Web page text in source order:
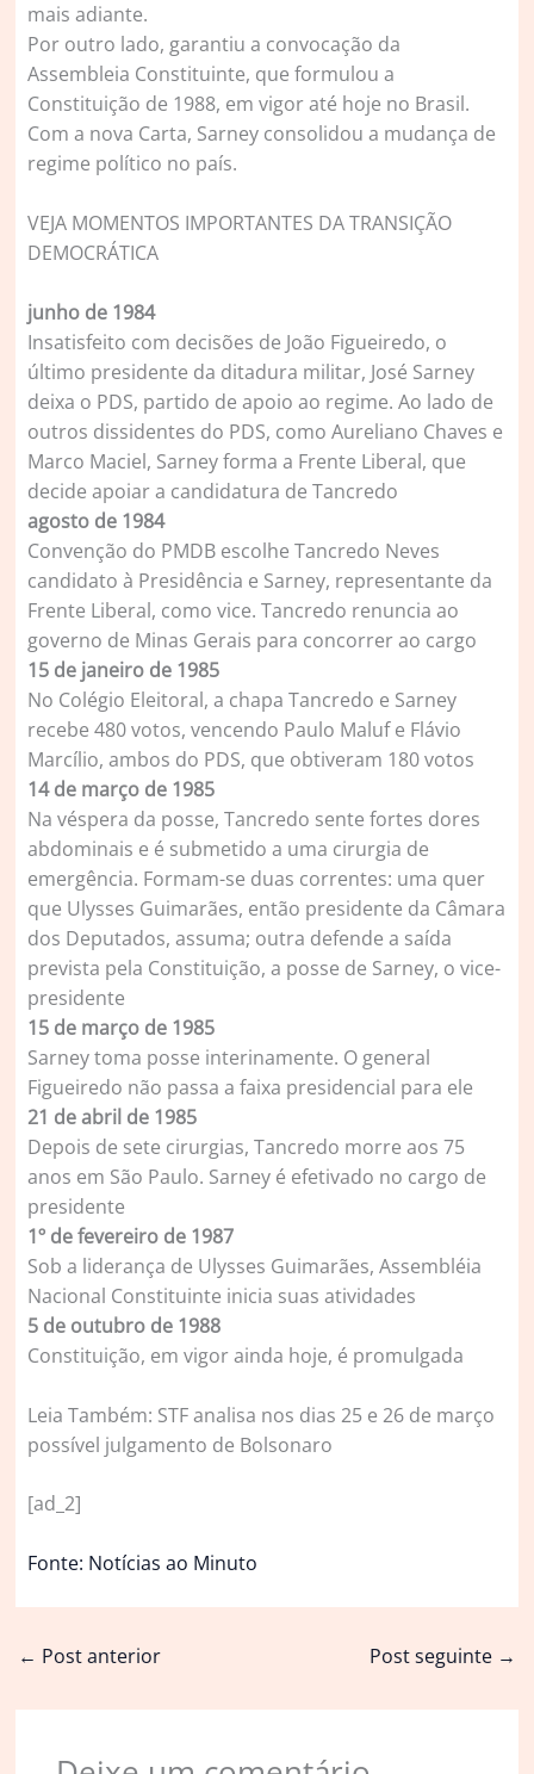
mais adiante.
Por outro lado, garantiu a convocação da
Assembleia Constituinte, que formulou a
Constituição de 1988, em vigor até hoje no Brasil.
Com a nova Carta, Sarney consolidou a mudança de
regime político no país.
VEJA MOMENTOS IMPORTANTES DA TRANSIÇÃO
DEMOCRÁTICA
junho de 1984
Insatisfeito com decisões de João Figueiredo, o
último presidente da ditadura militar, José Sarney
deixa o PDS, partido de apoio ao regime. Ao lado de
outros dissidentes do PDS, como Aureliano Chaves e
Marco Maciel, Sarney forma a Frente Liberal, que
decide apoiar a candidatura de Tancredo
agosto de 1984
Convenção do PMDB escolhe Tancredo Neves
candidato à Presidência e Sarney, representante da
Frente Liberal, como vice. Tancredo renuncia ao
governo de Minas Gerais para concorrer ao cargo
15 de janeiro de 1985
No Colégio Eleitoral, a chapa Tancredo e Sarney
recebe 480 votos, vencendo Paulo Maluf e Flávio
Marcílio, ambos do PDS, que obtiveram 180 votos
14 de março de 1985
Na véspera da posse, Tancredo sente fortes dores
abdominais e é submetido a uma cirurgia de
emergência. Formam-se duas correntes: uma quer
que Ulysses Guimarães, então presidente da Câmara
dos Deputados, assuma; outra defende a saída
prevista pela Constituição, a posse de Sarney, o vice-
presidente
15 de março de 1985
Sarney toma posse interinamente. O general
Figueiredo não passa a faixa presidencial para ele
21 de abril de 1985
Depois de sete cirurgias, Tancredo morre aos 75
anos em São Paulo. Sarney é efetivado no cargo de
presidente
1º de fevereiro de 1987
Sob a liderança de Ulysses Guimarães, Assembléia
Nacional Constituinte inicia suas atividades
5 de outubro de 1988
Constituição, em vigor ainda hoje, é promulgada
Leia Também: STF analisa nos dias 25 e 26 de março
possível julgamento de Bolsonaro
[ad_2]
Fonte: Notícias ao Minuto
← Post anterior Post seguinte →